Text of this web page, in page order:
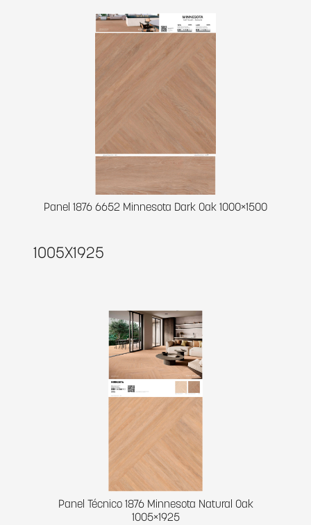
Panel 1876 6652 Minnesota Dark Oak 1000×1500
1005X1925
Panel Técnico 1876 Minnesota Natural Oak
1005×1925